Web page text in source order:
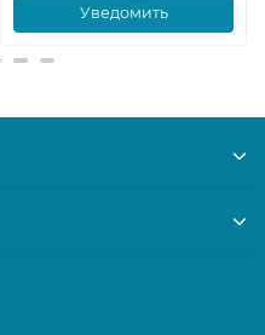
Уведомить